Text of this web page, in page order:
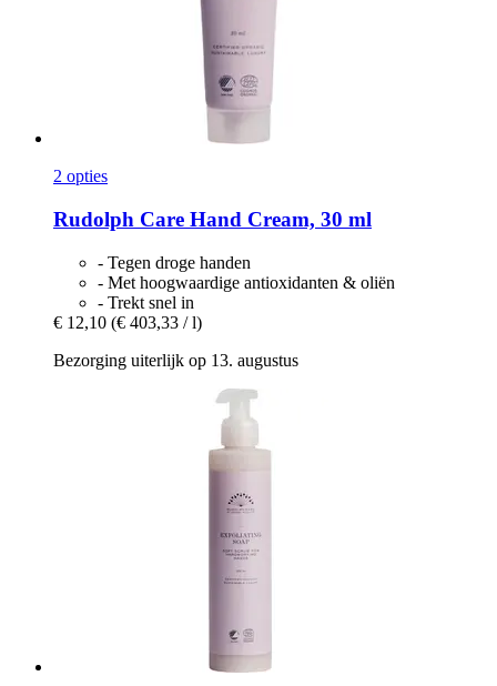
2 opties
Rudolph Care Hand Cream, 30 ml
- Tegen droge handen
- Met hoogwaardige antioxidanten & oliën
- Trekt snel in
€ 12,10 (€ 403,33 / l)
Bezorging uiterlijk op 13. augustus